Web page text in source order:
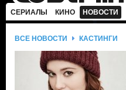
СЕРИАЛЫ КИНО НОВОСТИ
ВСЕ НОВОСТИ КАСТИНГИ